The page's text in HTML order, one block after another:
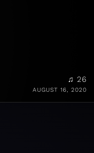
♫ 26
AUGUST 16, 2020